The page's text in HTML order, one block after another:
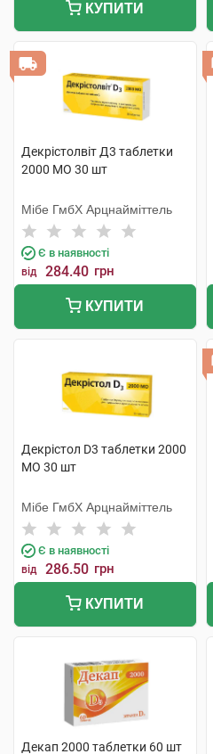
КУПИТИ
Декрістолвіт Д3 таблетки
2000 МО 30 шт
Мібе ГмбХ Арцнайміттель
Є в наявності
від 284.40 грн
КУПИТИ
Декрістол D3 таблетки 2000
МО 30 шт
Мібе ГмбХ Арцнайміттель
Є в наявності
від 286.50 грн
КУПИТИ
Декап 2000 таблетки 60 шт